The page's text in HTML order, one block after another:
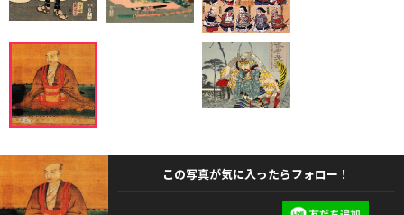
この写真が気に入ったらフォロー！